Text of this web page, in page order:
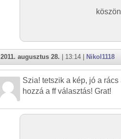
2011. augusztus 28. | 13:14 | Nikol1118
Szia! tetszik a kép, jó a
hozzá a ff választás! Grat!